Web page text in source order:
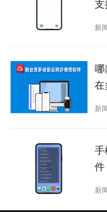
支
新
哪
在
新
手
件
新